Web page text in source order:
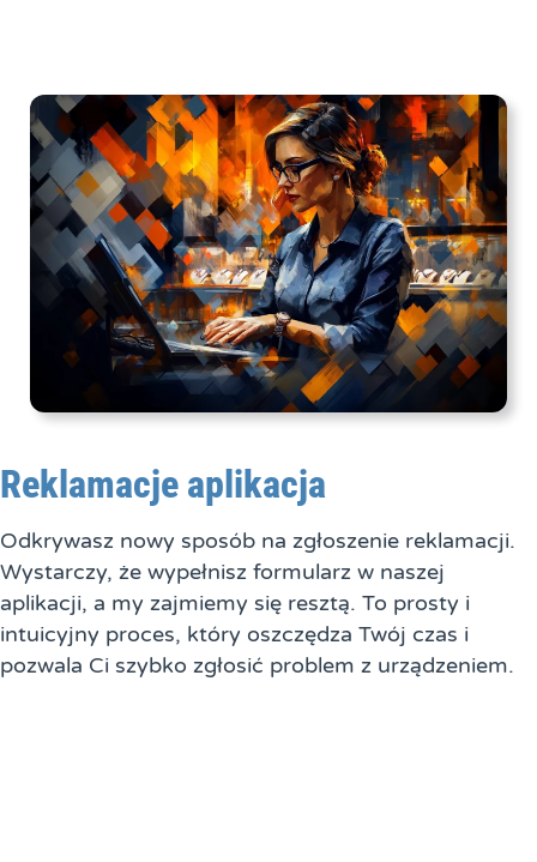
Reklamacje aplikacja
Odkrywasz nowy sposób na zgłoszenie reklamacji.
Wystarczy, że wypełnisz formularz w naszej
aplikacji, a my zajmiemy się resztą. To prosty i
intuicyjny proces, który oszczędza Twój czas i
pozwala Ci szybko zgłosić problem z urządzeniem.